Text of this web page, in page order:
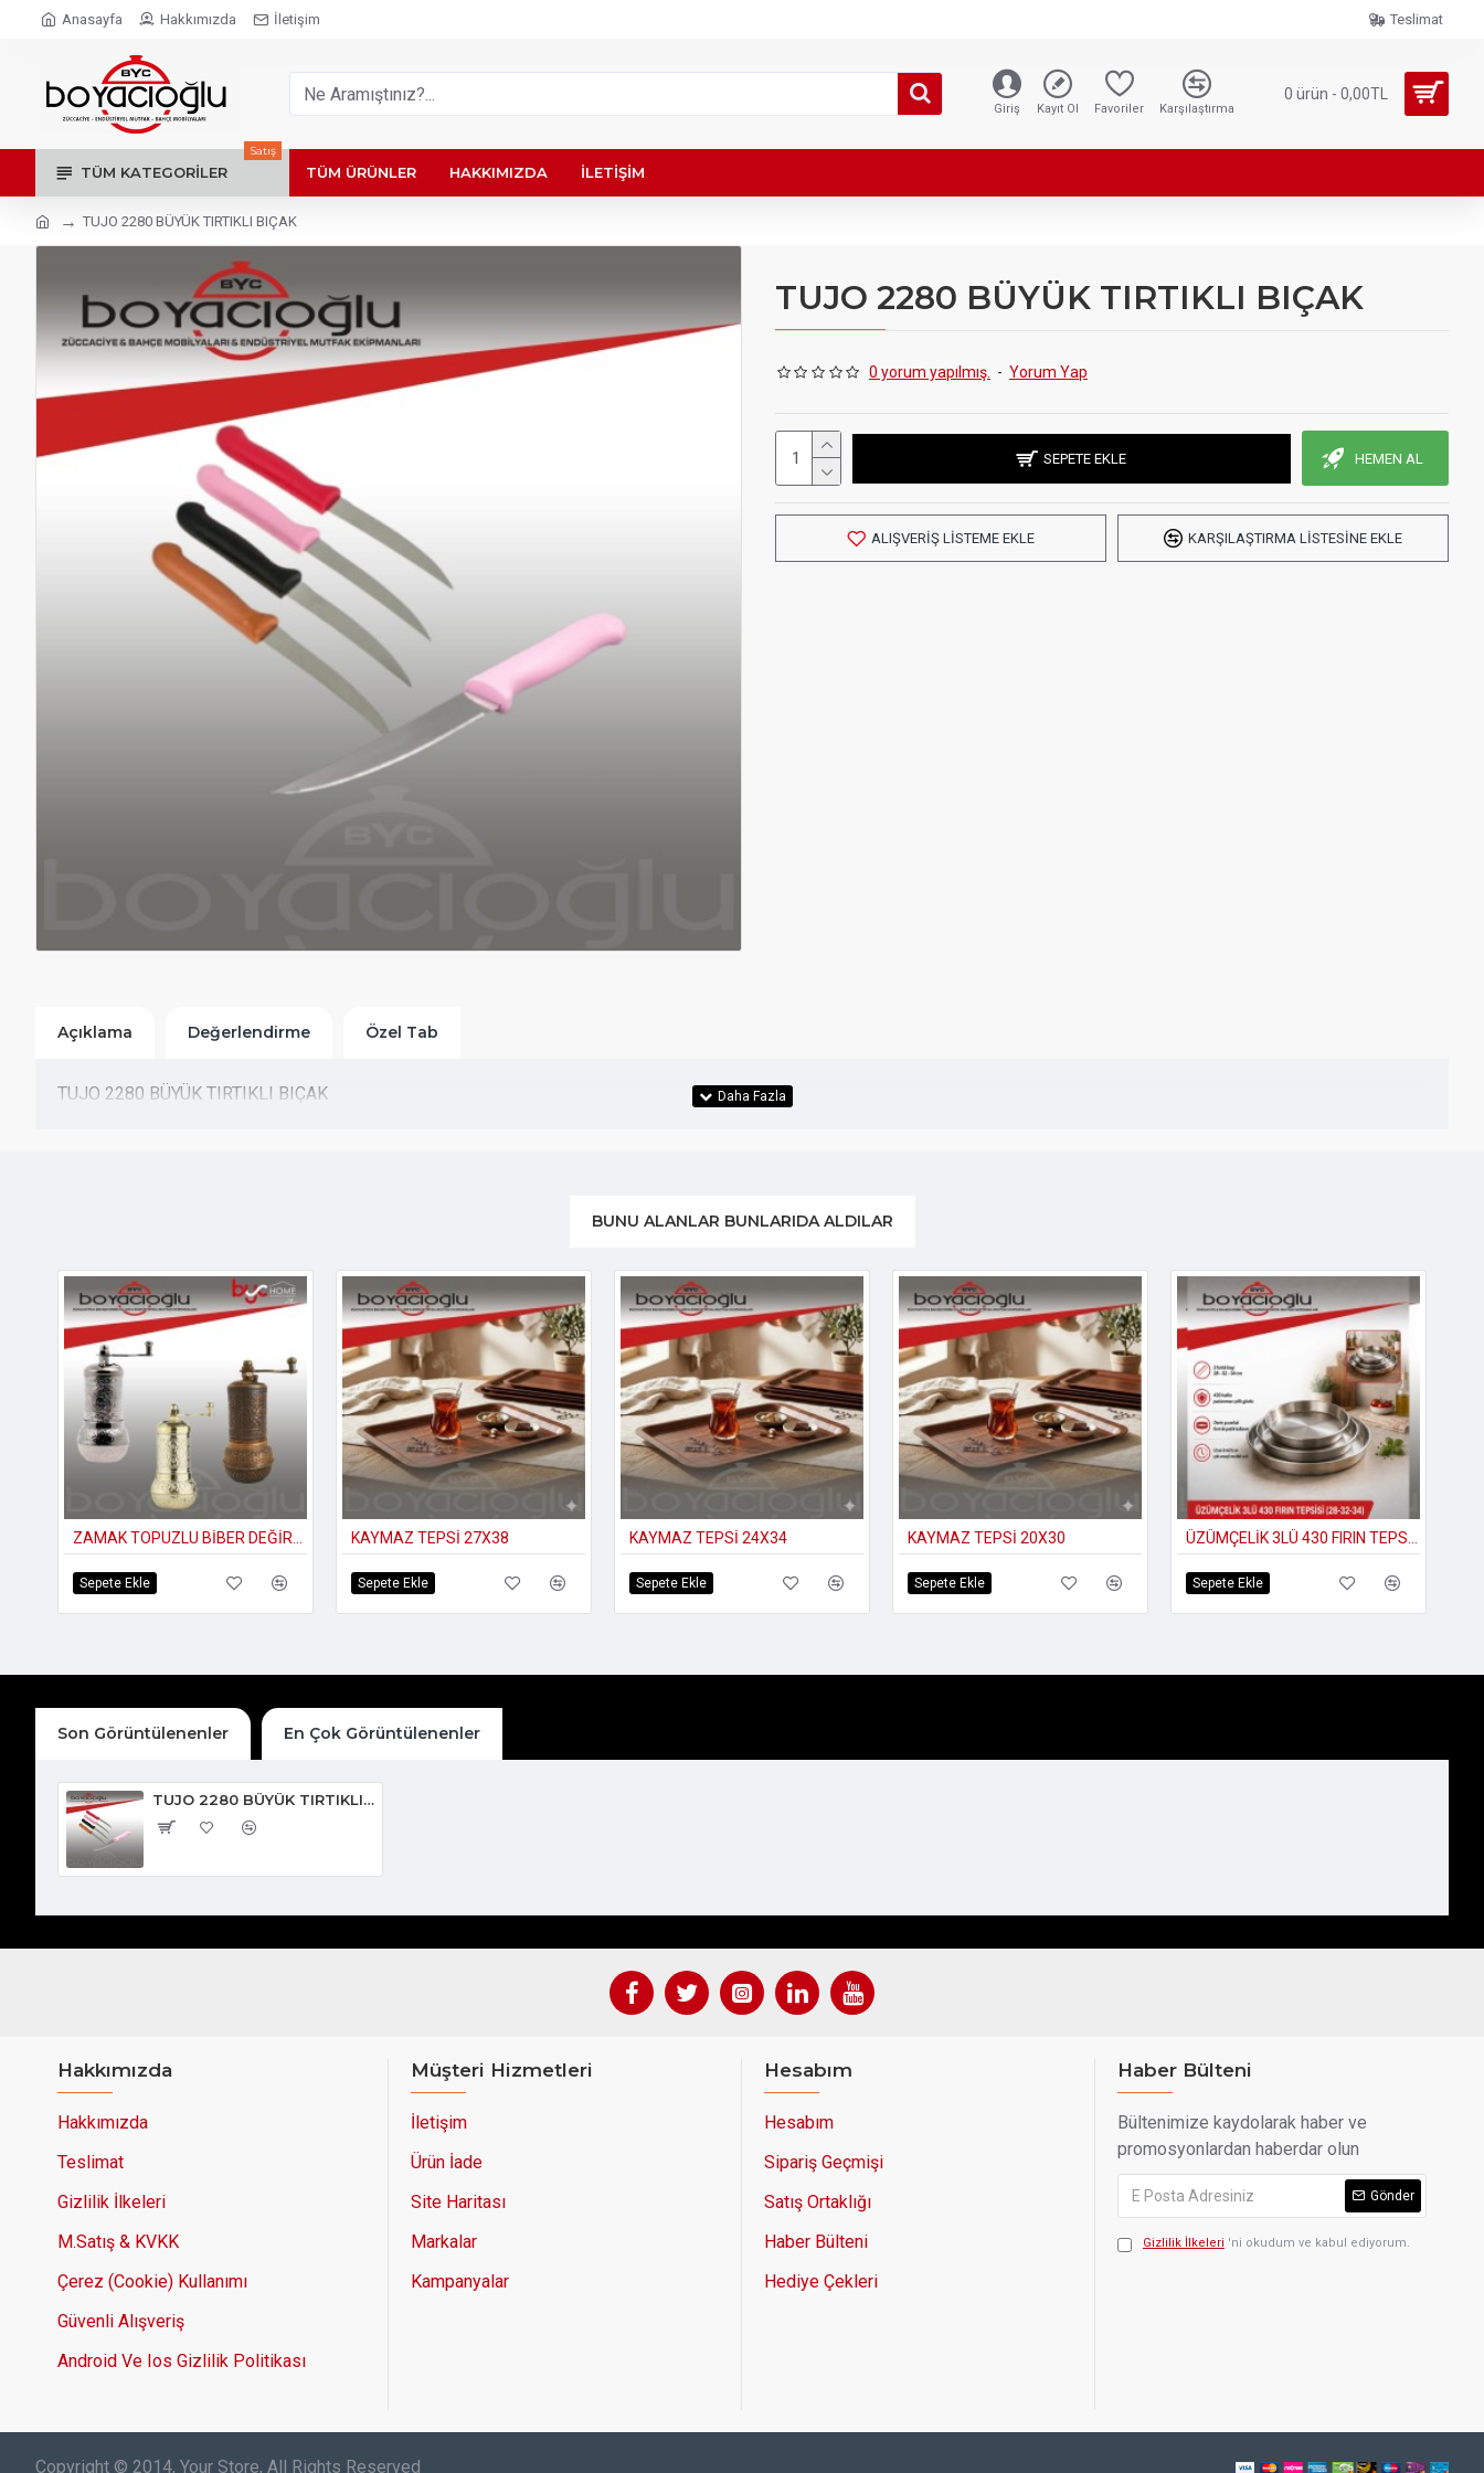
Anasayfa Hakkımızda İletişim Teslimat
Giriş Kayıt Ol Favoriler Karşılaştırma
0 ürün - 0,00TL
TÜM KATEGORILER
Satış
TÜM ÜRÜNLER HAKKIMIZDA İLETIŞIM
TUJO 2280 BÜYÜK TIRTIKLI BIÇAK
TUJO 2280 BÜYÜK TIRTIKLI BIÇAK
0 yorum yapılmış. - Yorum Yap
SEPETE EKLE HEMEN AL
ALIŞVERIŞ LISTEME EKLE KARŞILAŞTIRMA LISTESINE EKLE
Açıklama Değerlendirme Özel Tab
TUJO 2280 BÜYÜK TIRTIKLI BIÇAK
BUNU ALANLAR BUNLARIDA ALDILAR
ZAMAK TOPUZLU BİBER DEĞİRMENİ
Sepete Ekle
KAYMAZ TEPSİ 27X38
Sepete Ekle
KAYMAZ TEPSİ 24X34
Sepete Ekle
KAYMAZ TEPSİ 20X30
Sepete Ekle
ÜZÜMÇELİK 3LÜ 430 FIRIN TEPSİSİ(28-32-34)
Sepete Ekle
Son Görüntülenenler En Çok Görüntülenenler
TUJO 2280 BÜYÜK TIRTIKLI BIÇAK
Hakkımızda
Hakkımızda
Teslimat
Gizlilik İlkeleri
M.Satış & KVKK
Çerez (Cookie) Kullanımı
Güvenli Alışveriş
Android Ve Ios Gizlilik Politikası
Müşteri Hizmetleri
İletişim
Ürün İade
Site Haritası
Markalar
Kampanyalar
Hesabım
Hesabım
Sipariş Geçmişi
Satış Ortaklığı
Haber Bülteni
Hediye Çekleri
Haber Bülteni
Bültenimize kaydolarak haber ve
promosyonlardan haberdar olun
Gönder
Gizlilik İlkeleri 'ni okudum ve kabul ediyorum.
Copyright © 2014, Your Store, All Rights Reserved